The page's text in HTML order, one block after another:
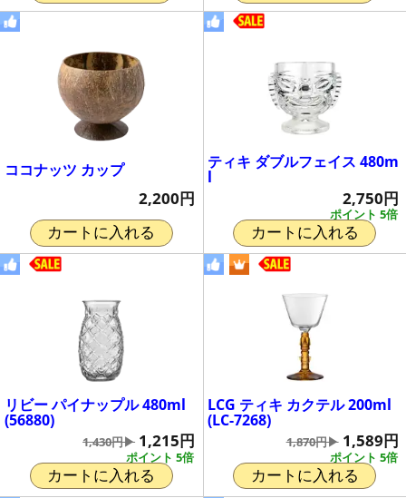
ココナッツ カップ
2,200円
カートに入れる
ティキ ダブルフェイス 480m
l
ポイント 5倍
2,750円
カートに入れる
リビー パイナップル 480ml
(56880)
ポイント 5倍
1,430円▶ 1,215円
カートに入れる
LCG ティキ カクテル 200ml
(LC-7268)
ポイント 5倍
1,870円▶ 1,589円
カートに入れる